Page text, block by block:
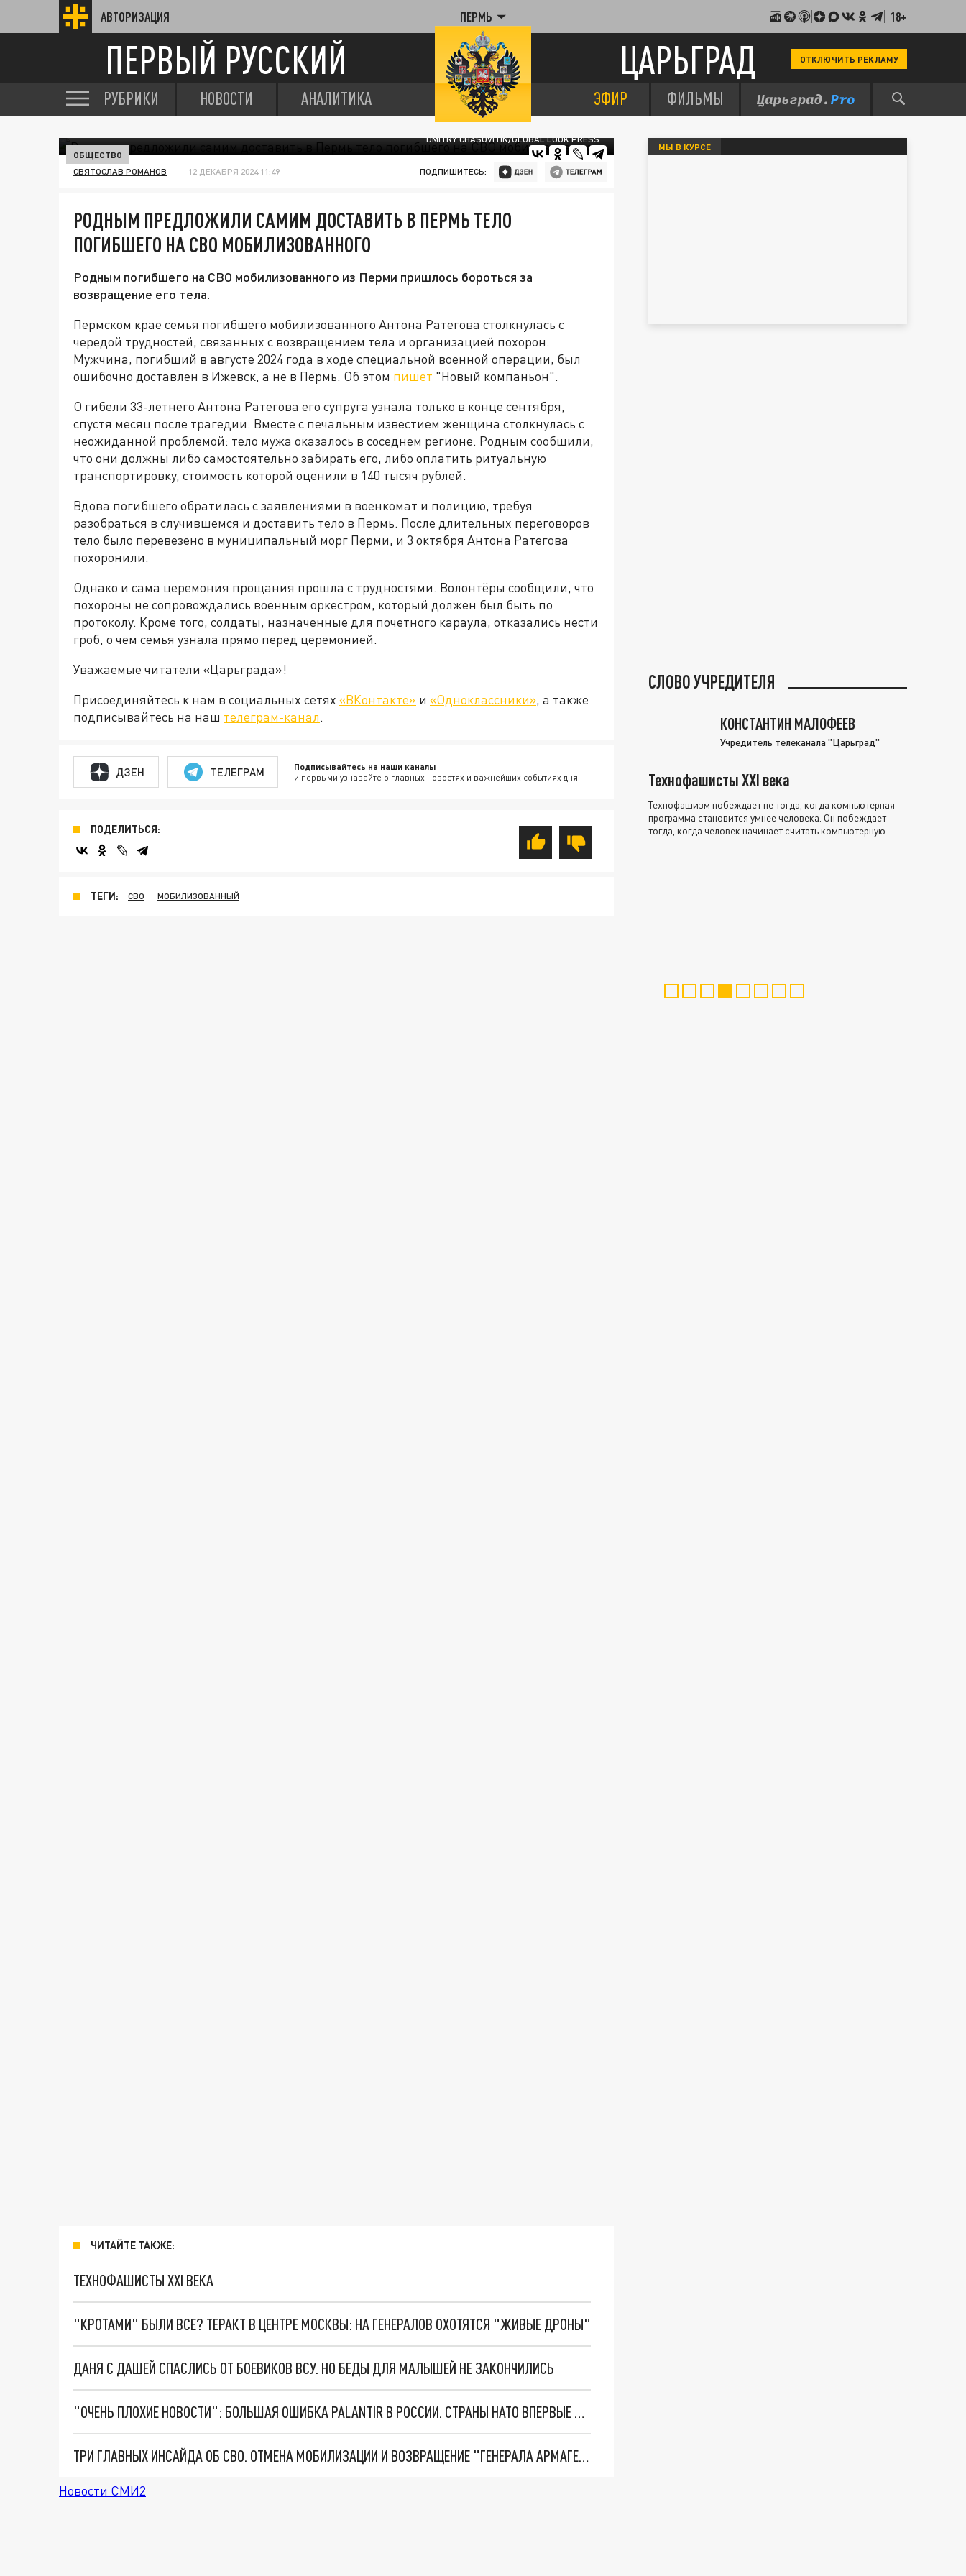
АВТОРИЗАЦИЯ ПЕРМЬ 18+
ПЕРВЫЙ РУССКИЙ ЦАРЬГРАД ОТКЛЮЧИТЬ РЕКЛАМУ
РУБРИКИ НОВОСТИ АНАЛИТИКА ЭФИР ФИЛЬМЫ
DMITRY CHASOVITIN/GLOBAL LOOK PRESS
ОБЩЕСТВО
СВЯТОСЛАВ РОМАНОВ 12 ДЕКАБРЯ 2024 11:49 ПОДПИШИТЕСЬ:
РОДНЫМ ПРЕДЛОЖИЛИ САМИМ ДОСТАВИТЬ В ПЕРМЬ ТЕЛО
ПОГИБШЕГО НА СВО МОБИЛИЗОВАННОГО
Родным погибшего на СВО мобилизованного из Перми пришлось бороться за
возвращение его тела.
Пермском крае семья погибшего мобилизованного Антона Ратегова столкнулась с
чередой трудностей, связанных с возвращением тела и организацией похорон.
Мужчина, погибший в августе 2024 года в ходе специальной военной операции, был
ошибочно доставлен в Ижевск, а не в Пермь. Об этом пишет "Новый компаньон".
О гибели 33-летнего Антона Ратегова его супруга узнала только в конце сентября,
спустя месяц после трагедии. Вместе с печальным известием женщина столкнулась с
неожиданной проблемой: тело мужа оказалось в соседнем регионе. Родным сообщили,
что они должны либо самостоятельно забирать его, либо оплатить ритуальную
транспортировку, стоимость которой оценили в 140 тысяч рублей.
Вдова погибшего обратилась с заявлениями в военкомат и полицию, требуя
разобраться в случившемся и доставить тело в Пермь. После длительных переговоров
тело было перевезено в муниципальный морг Перми, и 3 октября Антона Ратегова
похоронили.
Однако и сама церемония прощания прошла с трудностями. Волонтёры сообщили, что
похороны не сопровождались военным оркестром, который должен был быть по
протоколу. Кроме того, солдаты, назначенные для почетного караула, отказались нести
гроб, о чем семья узнала прямо перед церемонией.
Уважаемые читатели «Царьграда»!
Присоединяйтесь к нам в социальных сетях «ВКонтакте» и «Одноклассники», а также
подписывайтесь на наш телеграм-канал.
ДЗЕН ТЕЛЕГРАМ Подписывайтесь на наши каналы
и первыми узнавайте о главных новостях и важнейших событиях дня.
ПОДЕЛИТЬСЯ:
ТЕГИ: СВО МОБИЛИЗОВАННЫЙ
ЧИТАЙТЕ ТАКЖЕ:
ТЕХНОФАШИСТЫ XXI ВЕКА
"КРОТАМИ" БЫЛИ ВСЕ? ТЕРАКТ В ЦЕНТРЕ МОСКВЫ: НА ГЕНЕРАЛОВ ОХОТЯТСЯ "ЖИВЫЕ ДРОНЫ"
ДАНЯ С ДАШЕЙ СПАСЛИСЬ ОТ БОЕВИКОВ ВСУ. НО БЕДЫ ДЛЯ МАЛЫШЕЙ НЕ ЗАКОНЧИЛИСЬ
"ОЧЕНЬ ПЛОХИЕ НОВОСТИ": БОЛЬШАЯ ОШИБКА PALANTIR В РОССИИ. СТРАНЫ НАТО ВПЕРВЫЕ ЗА СВО ОСТАНОВИЛИ ПОСТАВКИ ОРУЖИЯ. ВСУ ТЕРЯЮТ ПРИГРАНИЧЬЕ?
ТРИ ГЛАВНЫХ ИНСАЙДА ОБ СВО. ОТМЕНА МОБИЛИЗАЦИИ И ВОЗВРАЩЕНИЕ "ГЕНЕРАЛА АРМАГЕДДОНА"? ОТЛИЧНЫЕ НОВОСТИ, КОТОРЫЕ ЖДАЛИ ВСЕ
Новости СМИ2
МЫ В КУРСЕ
СЛОВО УЧРЕДИТЕЛЯ
КОНСТАНТИН МАЛОФЕЕВ
Учредитель телеканала "Царьград"
Технофашисты XXI века
Технофашизм побеждает не тогда, когда компьютерная
программа становится умнее человека. Он побеждает
тогда, когда человек начинает считать компьютерную